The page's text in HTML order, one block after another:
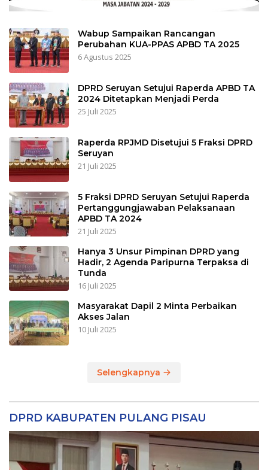
Wabup Sampaikan Rancangan
Perubahan KUA-PPAS APBD TA 2025
6 Agustus 2025
DPRD Seruyan Setujui Raperda APBD TA
2024 Ditetapkan Menjadi Perda
25 Juli 2025
Raperda RPJMD Disetujui 5 Fraksi DPRD
Seruyan
21 Juli 2025
5 Fraksi DPRD Seruyan Setujui Raperda
Pertanggungjawaban Pelaksanaan
APBD TA 2024
21 Juli 2025
Hanya 3 Unsur Pimpinan DPRD yang
Hadir, 2 Agenda Paripurna Terpaksa di
Tunda
16 Juli 2025
Masyarakat Dapil 2 Minta Perbaikan
Akses Jalan
10 Juli 2025
Selengkapnya
DPRD KABUPATEN PULANG PISAU